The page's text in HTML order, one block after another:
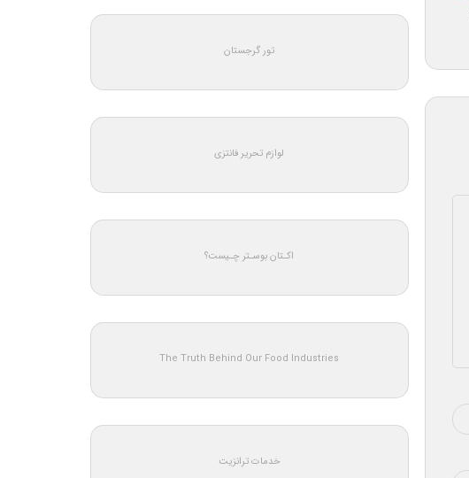
تور گرجستان
لوازم تحریر فانتزی
اکـتان بوسـتر چـیست؟
The Truth Behind Our Food Industries
خدمات ترانزیت